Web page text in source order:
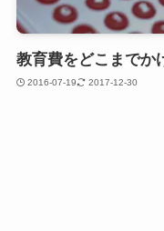
教育費をどこまでか
2016-07-19 2017-12-30